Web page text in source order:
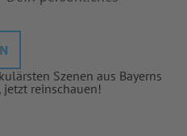
Szenen aus Bayerns
reinschauen!